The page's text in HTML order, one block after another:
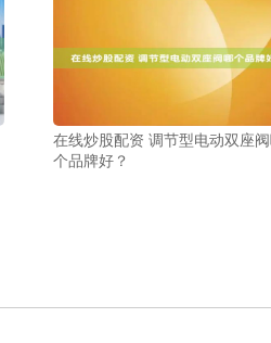
在线炒股配资 调节型电动双座
个品牌好？